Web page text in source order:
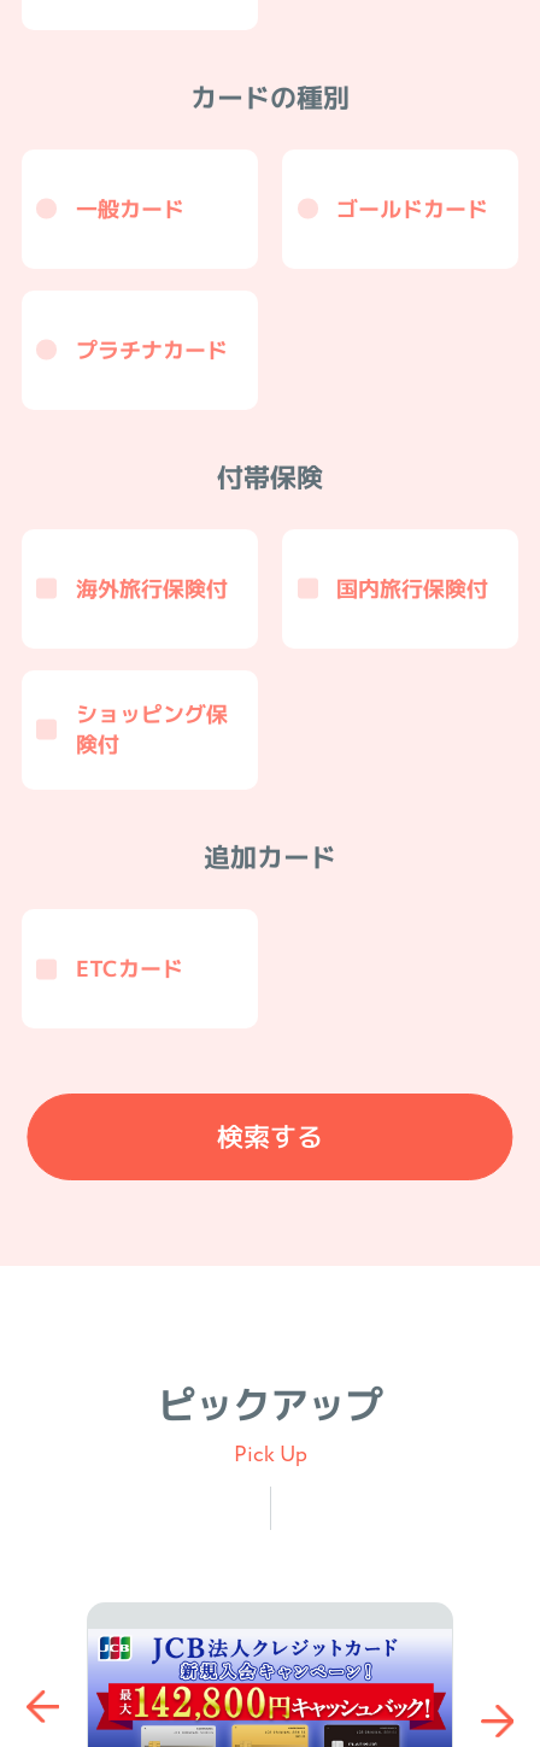
カードの種別
一般カード ゴールドカード
プラチナカード
付帯保険
海外旅行保険付 国内旅行保険付
ショッピング保
険付
追加カード
ETCカード
ピックアップ
Pick Up